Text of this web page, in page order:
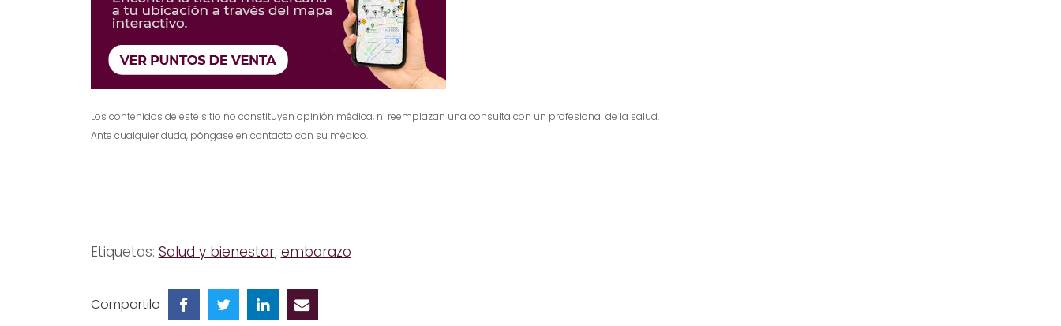
Los contenidos de este sitio no constituyen opinión médica, ni reemplazan una consulta con un profesional de la salud.
Ante cualquier duda, póngase en contacto con su médico.
Etiquetas: Salud y bienestar, embarazo
Compartilo